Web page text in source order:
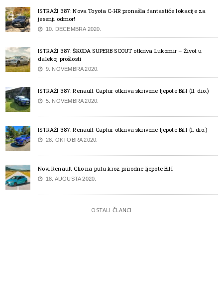
ISTRAŽI 387: Nova Toyota C-HR pronašla fantastiče lokacije za
jesenji odmor!
10. DECEMBRA 2020.
ISTRAŽI 387: ŠKODA SUPERB SCOUT otkriva Lukomir – Život u
dalekoj prošlosti
9. NOVEMBRA 2020.
ISTRAŽI 387: Renault Captur otkriva skrivene ljepote BiH (II. dio.)
5. NOVEMBRA 2020.
ISTRAŽI 387: Renault Captur otkriva skrivene ljepote BiH (I. dio.)
28. OKTOBRA 2020.
Novi Renault Clio na putu kroz prirodne ljepote BiH
18. AUGUSTA 2020.
OSTALI ČLANCI